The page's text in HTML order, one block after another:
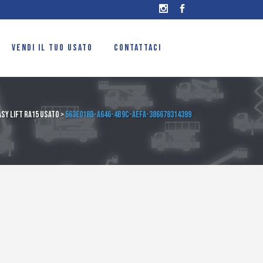
VENDI IL TUO USATO CONTATTACI
lift ra15 usato>563e018d-a646-4b9c-aefa-386678314399